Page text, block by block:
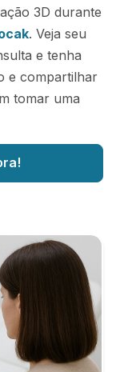
3D durante
. Veja seu
e tenha
e compartilhar
tomar uma